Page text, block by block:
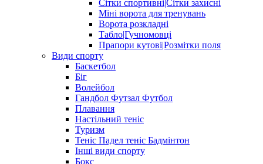
Сітки спортивні|Cітки захисні
Міні ворота для тренувань
Ворота розкладні
Табло|Гучномовці
Прапори кутові|Розмітки поля
Види спорту
Баскетбол
Біг
Волейбол
Гандбол Футзал Футбол
Плавання
Настільний теніс
Туризм
Теніс Падел теніс Бадмінтон
Інші види спорту
Бокс